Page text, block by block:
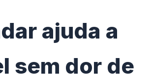
ajuda a
sem dor de